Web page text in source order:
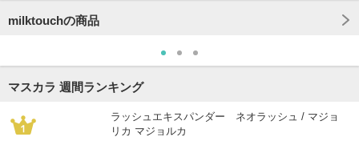
milktouchの商品
マスカラ 週間ランキング
ラッシュエキスパンダー ネオラッシュ / マジョ
リカ マジョルカ